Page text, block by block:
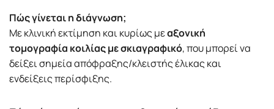
Πώς γίνεται η διάγνωση;
Με κλινική εκτίμηση και κυρίως μεαξονική
τομογραφία κοιλίας με σκιαγραφικό, που μπορεί να
δείξει σημεία απόφραξης/κλειστής έλικας και
ενδείξεις περίσφιξης.